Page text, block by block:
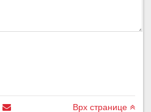
Врх странице